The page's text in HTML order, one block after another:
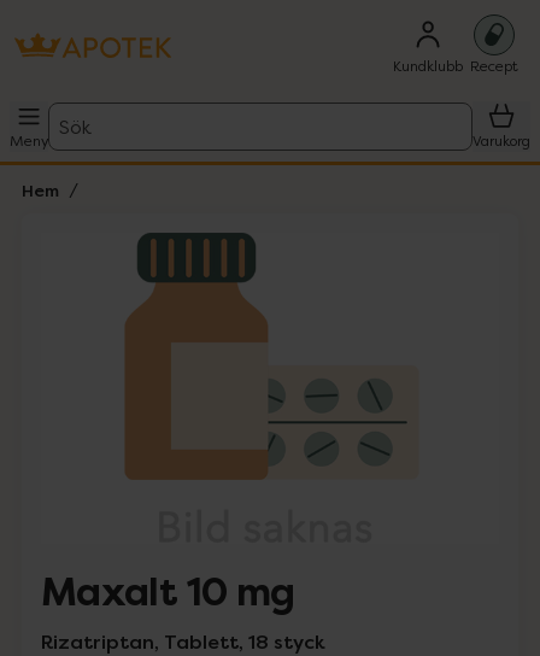
Kundklubb Recept
Meny
Sök
Varukorg
Hem
Lista: . Innehåller 1 objekt.
Maxalt 10 mg
Rizatriptan, Tablett, 18 styck